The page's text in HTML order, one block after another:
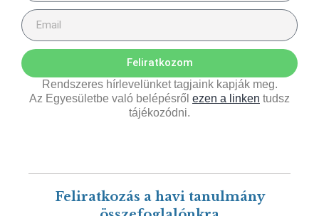
Feliratkozom
Rendszeres hírlevelünket tagjaink kapják meg.
Az Egyesületbe való belépésről ezen a linken tudsz
tájékozódni.
Feliratkozás a havi tanulmány